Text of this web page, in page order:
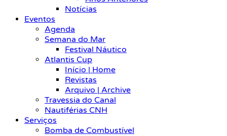
Notícias
Eventos
Agenda
Semana do Mar
Festival Náutico
Atlantis Cup
Início | Home
Revistas
Arquivo | Archive
Travessia do Canal
Nautiférias CNH
Serviços
Bomba de Combustível